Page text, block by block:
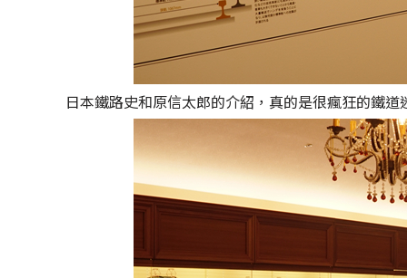
日本鐵路史和原信太郎的介紹，真的是很瘋狂的鐵道